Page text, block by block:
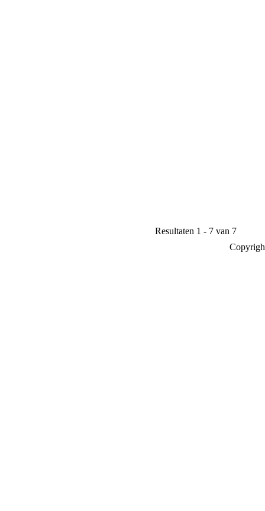
Resultaten 1 - 7 van 7